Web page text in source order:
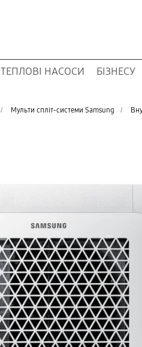
ТЕПЛОВІ НАСОСИ БІЗНЕСУ
/ Мульти спліт-системи Samsung /